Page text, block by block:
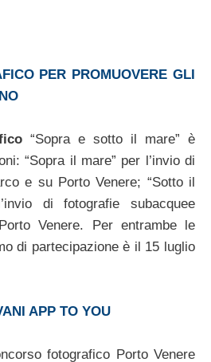
PER PROMUOVERE GLI
“Sopra e sotto il mare” è
“Sopra il mare” per l’invio di
e su Porto Venere; “Sotto il
di fotografie subacquee
Venere. Per entrambe le
di partecipazione è il 15 luglio
APP TO YOU
fotografico Porto Venere